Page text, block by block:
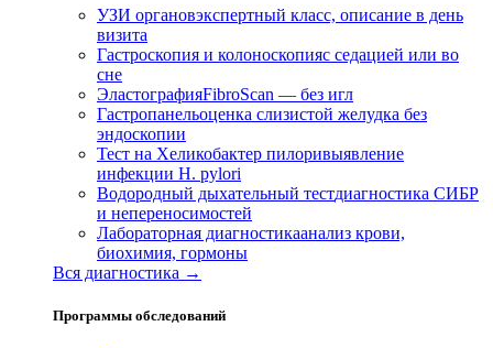
УЗИ органовэкспертный класс, описание в день
визита
Гастроскопия и колоноскопияс седацией или во
сне
ЭластографияFibroScan — без игл
Гастропанельоценка слизистой желудка без
эндоскопии
Тест на Хеликобактер пилоривыявление
инфекции H. pylori
Водородный дыхательный тестдиагностика СИБР
и непереносимостей
Лабораторная диагностикаанализ крови,
биохимия, гормоны
Вся диагностика →
Программы обследований